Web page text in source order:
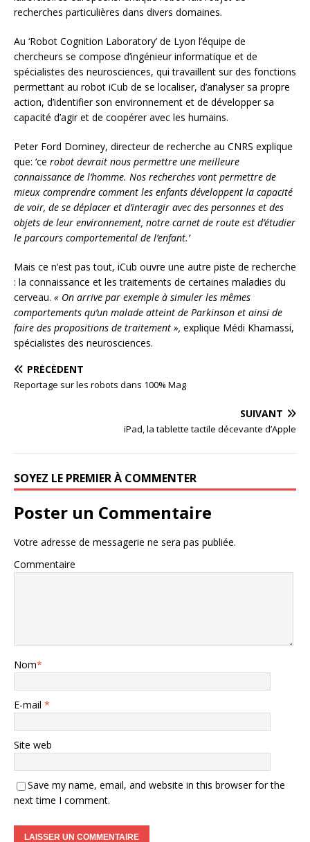
recherches particulières dans divers domaines.
Au ‘Robot Cognition Laboratory’ de Lyon l’équipe de
chercheurs se compose d’ingénieur informatique et de
spécialistes des neurosciences, qui travaillent sur des fonctions
permettant au robot iCub de se localiser, d’analyser sa propre
action, d’identifier son environnement et de développer sa
capacité d’agir et de coopérer avec les humains.
Peter Ford Dominey, directeur de recherche au CNRS explique
que: ‘ce robot devrait nous permettre une meilleure
connaissance de l’homme. Nos recherches vont permettre de
mieux comprendre comment les enfants développent la capacité
de voir, de se déplacer et d’interagir avec des personnes et des
objets de leur environnement, notre carnet de route est d’étudier
le parcours comportemental de l’enfant.’
Mais ce n’est pas tout, iCub ouvre une autre piste de recherche
: la connaissance et les traitements de certaines maladies du
cerveau. « On arrive par exemple à simuler les mêmes
comportements qu’un malade atteint de Parkinson et ainsi de
faire des propositions de traitement », explique Médi Khamassi,
spécialistes des neurosciences.
PRÉCÉDENT
Reportage sur les robots dans 100% Mag
SUIVANT
iPad, la tablette tactile décevante d’Apple
SOYEZ LE PREMIER À COMMENTER
Poster un Commentaire
Votre adresse de messagerie ne sera pas publiée.
Commentaire
Nom*
E-mail *
Site web
Save my name, email, and website in this browser for the
next time I comment.